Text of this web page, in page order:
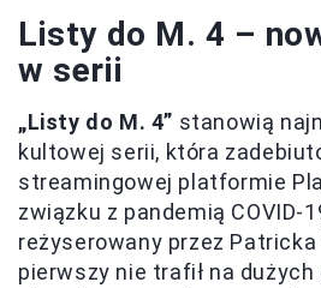
Listy do M. 4 –
w serii
„Listy do M. 4” stanowią
kultowej serii, która
streamingowej platformie
związku z pandemią COVID-
reżyserowany przez Patricka
pierwszy nie trafił na dużych